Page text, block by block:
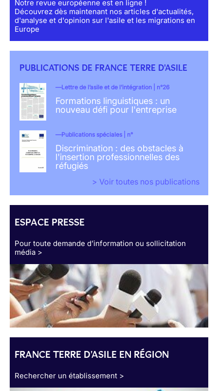
Notre revue européenne est en ligne !
Découvrez dès maintenant nos articles d'actualités,
d'analyse et d'opinion sur l'asile et les migrations en
Europe
PUBLICATIONS DE FRANCE TERRE D'ASILE
Lettre de l’asile et de l’intégration | n°26
Formations linguistiques : un
nouveau défi pour l'entreprise
Publications spéciales | n°
Discrimination : des obstacles à
l'insertion professionnelles des
réfugiés
> Voir toutes nos publications
ESPACE PRESSE
Pour toute demande d’information ou sollicitation
média >
FRANCE TERRE D'ASILE EN RÉGION
Rechercher un établissement >